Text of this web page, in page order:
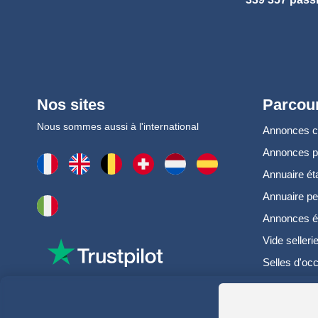
Nos sites
Nous sommes aussi à l'international
Annonces
Annonces
Annuaire
Annuaire
Annonces
Vide sellerie
Selles